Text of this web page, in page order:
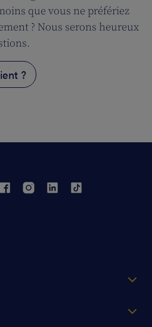
que vous ne préfériez
? Nous serons heureux
?